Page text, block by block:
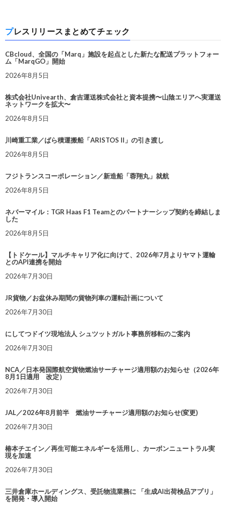
プレスリリースまとめてチェック
CBcloud、全国の「Marq」施設を起点とした新たな配送プラットフォー
ム「MarqGO」開始
2026年8月5日
株式会社Univearth、倉吉運送株式会社と資本提携〜山陰エリアへ実運送
ネットワークを拡大〜
2026年8月5日
川崎重工業／ばら積運搬船「ARISTOS II」の引き渡し
2026年8月5日
フジトランスコーポレーション／新造船「蓉翔丸」就航
2026年8月5日
ネバーマイル：TGR Haas F1 Teamとのパートナーシップ契約を締結しま
した
2026年8月5日
【トドケール】マルチキャリア化に向けて、2026年7月よりヤマト運輸
とのAPI連携を開始
2026年7月30日
JR貨物／お盆休み期間の貨物列車の運転計画について
2026年7月30日
にしてつドイツ現地法人 シュツットガルト事務所移転のご案内
2026年7月30日
NCA／日本発国際航空貨物燃油サーチャージ適用額のお知らせ（2026年
8月1日適用 改定）
2026年7月30日
JAL／2026年8月前半 燃油サーチャージ適用額のお知らせ(変更)
2026年7月30日
椿本チエイン／再生可能エネルギーを活用し、カーボンニュートラル実
現を加速
2026年7月30日
三井倉庫ホールディングス、受託物流業務に 「生成AI出荷検品アプリ」
を開発・導入開始